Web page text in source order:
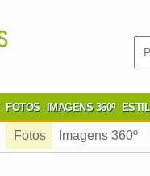
FOTOS IMAGENS 360º
Fotos Imagens 360º